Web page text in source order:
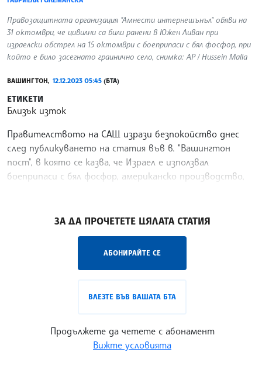
Правозащитната организация "Амнести интернешънъл" обяви на
31 октомври, че цивилни са били ранени в Южен Ливан при
израелски обстрел на 15 октомври с боеприпаси с бял фосфор, при
който е било засегнато граинично село, снимка: AP / Hussein Malla
ВАШИНГТОН, 12.12.2023 05:45 (БТА)
ЕТИКЕТИ
Близък изток
Правителството на САЩ изрази безпокойство днес
след публикуването на статия във в. "Вашингтон
пост", в която се казва, че Израел е използвал
боеприпаси с бял фосфор, американско производство,
ЗА ДА ПРОЧЕТЕТЕ ЦЯЛАТА СТАТИЯ
АБОНИРАЙТЕ СЕ
ВЛЕЗТЕ ВЪВ ВАШАТА БТА
Продължете да четете с абонамент
Вижте условията